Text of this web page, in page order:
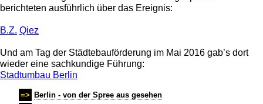
berichteten ausführlich über das Ereignis:
B.Z. Qiez
Und am Tag der Städtebauförderung im Mai 2016 gab’s dort
wieder eine sachkundige Führung:
Stadtumbau Berlin
=>
Berlin - von der Spree aus gesehen